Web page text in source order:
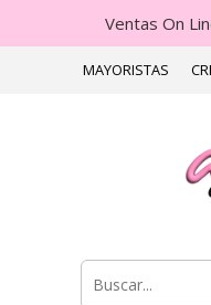
Ventas On
MAYORISTAS